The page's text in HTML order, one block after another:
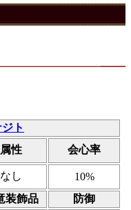
ト
属性 会心率
なし
10%
装飾品
防御